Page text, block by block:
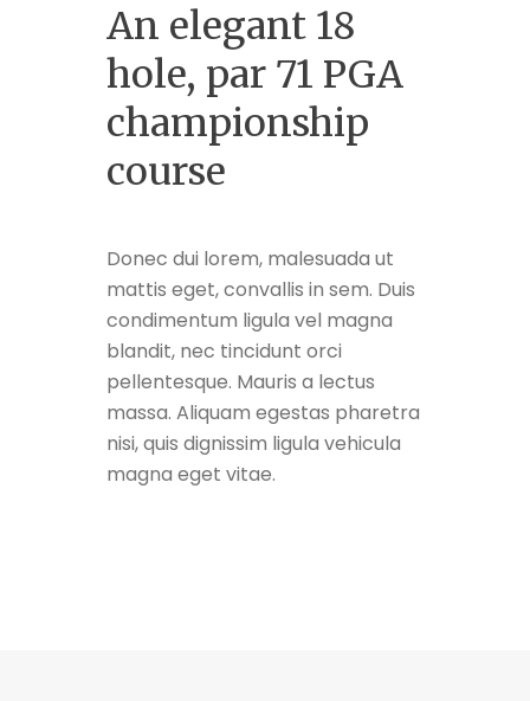
An elegant 18
hole, par 71 PGA
championship
course
Donec dui lorem, malesuada ut
mattis eget, convallis in sem. Duis
condimentum ligula vel magna
blandit, nec tincidunt orci
pellentesque. Mauris a lectus
massa. Aliquam egestas pharetra
nisi, quis dignissim ligula vehicula
magna eget vitae.